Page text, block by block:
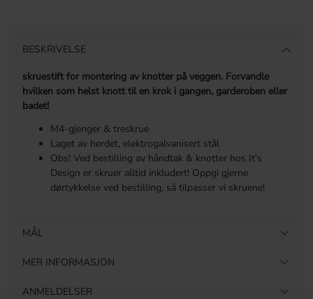
BESKRIVELSE
skruestift for montering av knotter på veggen. Forvandle
hvilken som helst knott til en krok i gangen, garderoben eller
badet!
M4-gjenger & treskrue
Laget av herdet, elektrogalvanisert stål
Obs! Ved bestilling av håndtak & knotter hos It's
Design er skruer alltid inkludert! Oppgi gjerne
dørtykkelse ved bestilling, så tilpasser vi skruene!
MÅL
MER INFORMASJON
ANMELDELSER